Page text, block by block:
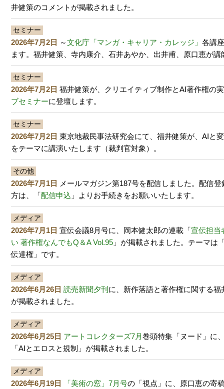
井健策のコメントが掲載されました。
セミナー
2026年7月2日 ～文化庁「マンガ・キャリア・カレッジ」各講
ます。福井健策、寺内康介、石井あやか、出井甫、原口恵が
セミナー
2026年7月2日 福井健策が、クリエイティブ制作とAI著作権の
ブセミナーに登壇します。
セミナー
2026年7月2日 東京地裁民事法研究会にて、福井健策が、AIと
をテーマに講演いたします（裁判官対象）。
その他
2026年7月1日
メールマガジン第187号を配信しました。配信
方は、「配信申込 」よりお手続きをお願いいたします。
メディア
2026年7月1日 宣伝会議8月号に、岡本健太郎の連載「宣伝担当
い 著作権なんでもQ＆A Vol.95 」が掲載されました。テーマは
伝達権」です。
メディア
2026年6月26日 読売新聞夕刊 に、新作落語と著作権に関する
が掲載されました。
メディア
2026年6月25日 アートコレクターズ7月巻頭特集「ヌード」に
「AIとエロスと規制」が掲載されました。
メディア
2026年6月19日 「美術の窓」7月号の「視点」に、原口恵の寄